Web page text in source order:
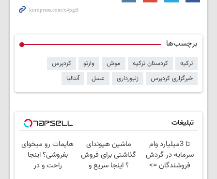
برچسب‌ها
ترکیه کردستان ترکیه موش وارتو
کردپرس
خبرگزاری کردپرس
زنبورداری عسل آنتالیا
تبلیغات
تا 3میلیارد وام
سرمایه در گردش
فروشندگان =>
ماشین هیوندای
گذاشتی برای فروش
؟ اینجا سریع و
هایمات رو میخوای
بفروشی؟ اینجا
راحت و در